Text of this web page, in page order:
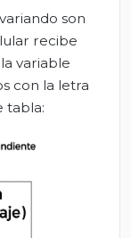
son
recibe
variable
con la letra
tabla: